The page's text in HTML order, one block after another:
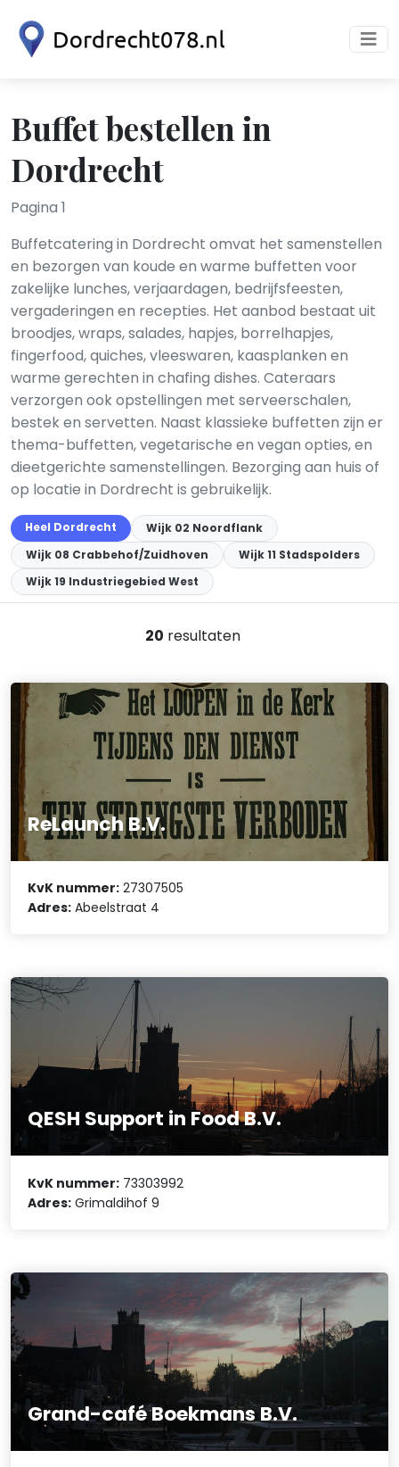
Buffet bestellen in
Dordrecht
Pagina 1
Buffetcatering in Dordrecht omvat het samenstellen
en bezorgen van koude en warme buffetten voor
zakelijke lunches, verjaardagen, bedrijfsfeesten,
vergaderingen en recepties. Het aanbod bestaat uit
broodjes, wraps, salades, hapjes, borrelhapjes,
fingerfood, quiches, vleeswaren, kaasplanken en
warme gerechten in chafing dishes. Cateraars
verzorgen ook opstellingen met serveerschalen,
bestek en servetten. Naast klassieke buffetten zijn er
thema-buffetten, vegetarische en vegan opties, en
dieetgerichte samenstellingen. Bezorging aan huis of
op locatie in Dordrecht is gebruikelijk.
Heel Dordrecht
Wijk 02 Noordflank
Wijk 08 Crabbehof/Zuidhoven
Wijk 11 Stadspolders
Wijk 19 Industriegebied West
20 resultaten
ReLaunch B.V.
KvK nummer: 27307505
Adres: Abeelstraat 4
QESH Support in Food B.V.
KvK nummer: 73303992
Adres: Grimaldihof 9
Grand-café Boekmans B.V.